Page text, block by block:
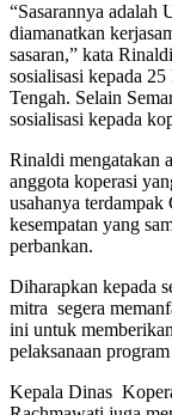
“Sasarannya adalah
diamanatkan
sasaran,” kata
sosialisasi kepada
Tengah. Selain
sosialisasi kepada
Rinaldi mengatakan
anggota koperasi
usahanya
kesempatan yang
perbankan.
Diharapkan kepada
mitra segera
ini untuk
pelaksanaan
Kepala Dinas